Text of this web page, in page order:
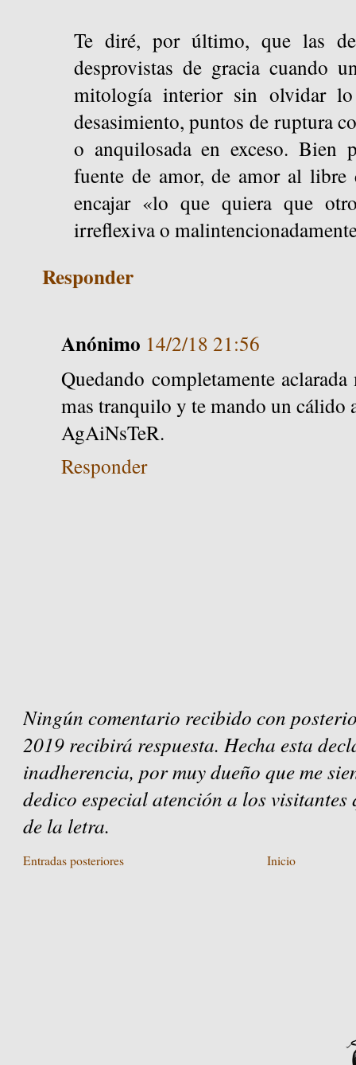
Te diré, por último, que las
desprovistas de gracia cuando
mitología interior sin olvidar
desasimiento, puntos de ruptura
o anquilosada en exceso. Bien
fuente de amor, de amor al libre
encajar «lo que quiera que
irreflexiva o
Responder
Anónimo 14/2/18 21:56
Quedando completamente
mas tranquilo y te mando un cálido
AgAiNsTeR.
Responder
Ningún comentario recibido con
2019 recibirá respuesta. Hecha esta
inadherencia, por muy dueño que me
dedico especial atención a los
de la letra.
Entradas posteriores Inicio